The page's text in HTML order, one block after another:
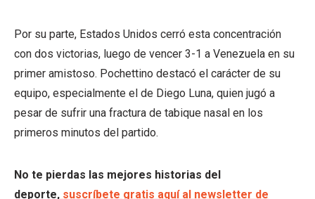
Por su parte, Estados Unidos cerró esta concentración
con dos victorias, luego de vencer 3-1 a Venezuela en su
primer amistoso. Pochettino destacó el carácter de su
equipo, especialmente el de Diego Luna, quien jugó a
pesar de sufrir una fractura de tabique nasal en los
primeros minutos del partido.
No te pierdas las mejores historias del
deporte, suscríbete gratis aquí al newsletter de